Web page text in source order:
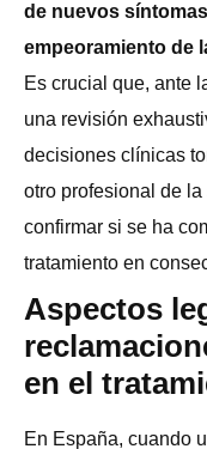
de nuevos
empeoramiento de
Es crucial que, ante
una revisión
decisiones clínicas
otro profesional de
confirmar si se ha
tratamiento en
Aspectos
en el
En España, cuando